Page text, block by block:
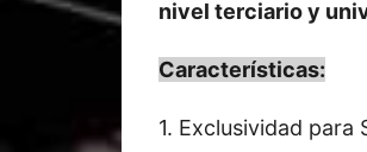
nivel terciario y
Características:
1. Exclusividad para